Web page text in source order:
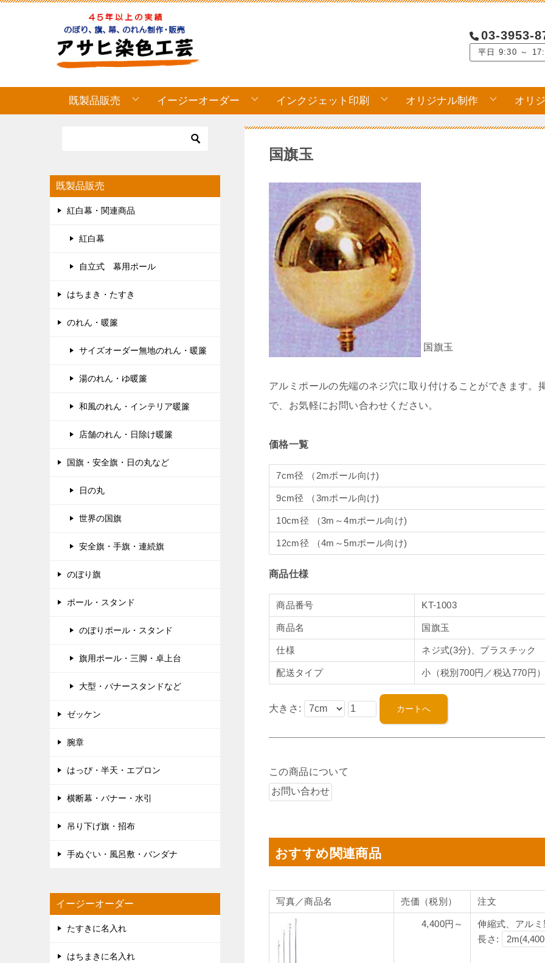
03-3953-
平日 9:30 ～
既製品販売 イージーオーダー インクジェット印刷 オリジナル制作 オリ
国旗玉
国旗玉
アルミポールの先端のネジ穴に取り付けることができます。
で、お気軽にお問い合わせください。
価格一覧
7cm径 （2mポール向け)
9cm径 （3mポール向け)
10cm径 （3m～4mポール向け)
12cm径 （4m～5mポール向け)
商品仕様
商品番号 KT-1003
商品名 国旗玉
仕様 ネジ式(3分)、プラスチック
配送タイプ 小（税別700円／税込770円
大きさ:
この商品について
おすすめ関連商品
写真／商品名 売価（税別） 注文
4,400円～
伸縮式、アルミ
長さ:
既製品販売
紅白幕・関連商品
紅白幕
自立式 幕用ポール
はちまき・たすき
のれん・暖簾
サイズオーダー無地のれん・暖簾
湯のれん・ゆ暖簾
和風のれん・インテリア暖簾
店舗のれん・日除け暖簾
国旗・安全旗・日の丸など
日の丸
世界の国旗
安全旗・手旗・連続旗
のぼり旗
ポール・スタンド
のぼりポール・スタンド
旗用ポール・三脚・卓上台
大型・バナースタンドなど
ゼッケン
腕章
はっぴ・半天・エプロン
横断幕・バナー・水引
吊り下げ旗・招布
手ぬぐい・風呂敷・バンダナ
イージーオーダー
たすきに名入れ
はちまきに名入れ